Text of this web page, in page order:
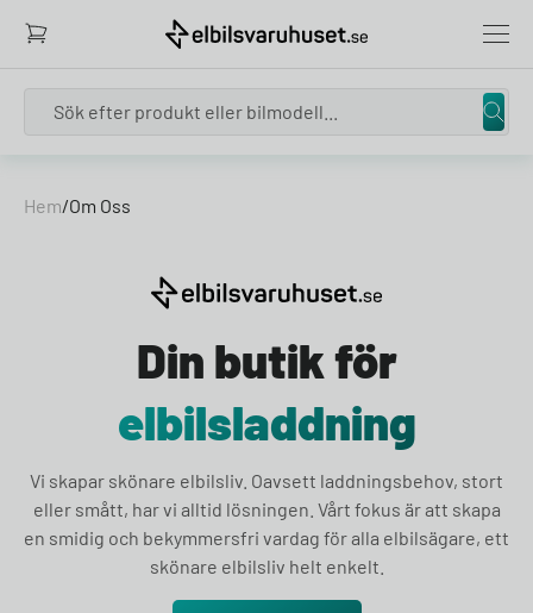
Hem/Om Oss
Din butik för
elbilsladdning
Vi skapar skönare elbilsliv. Oavsett laddningsbehov, stort
eller smått, har vi alltid lösningen. Vårt fokus är att skapa
en smidig och bekymmersfri vardag för alla elbilsägare, ett
skönare elbilsliv helt enkelt.